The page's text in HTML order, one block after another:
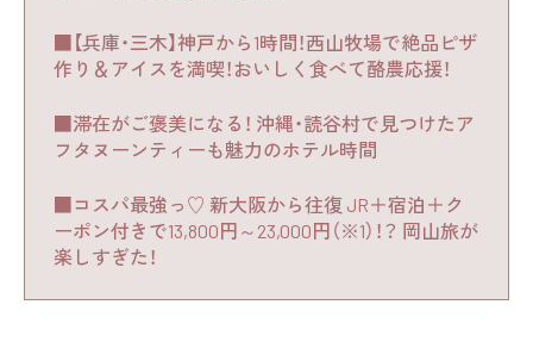
■【兵庫・三木】神戸から1時間！西山牧場で絶品ピザ
作り＆アイスを満喫！おいしく食べて酪農応援！
■滞在がご褒美になる！ 沖縄・読谷村で見つけたア
フタヌーンティーも魅力のホテル時間
■コスパ最強っ♡ 新大阪から往復 JR＋宿泊＋ク
ーポン付きで13,800円～23,000円（※1）！？ 岡山旅が
楽しすぎた！